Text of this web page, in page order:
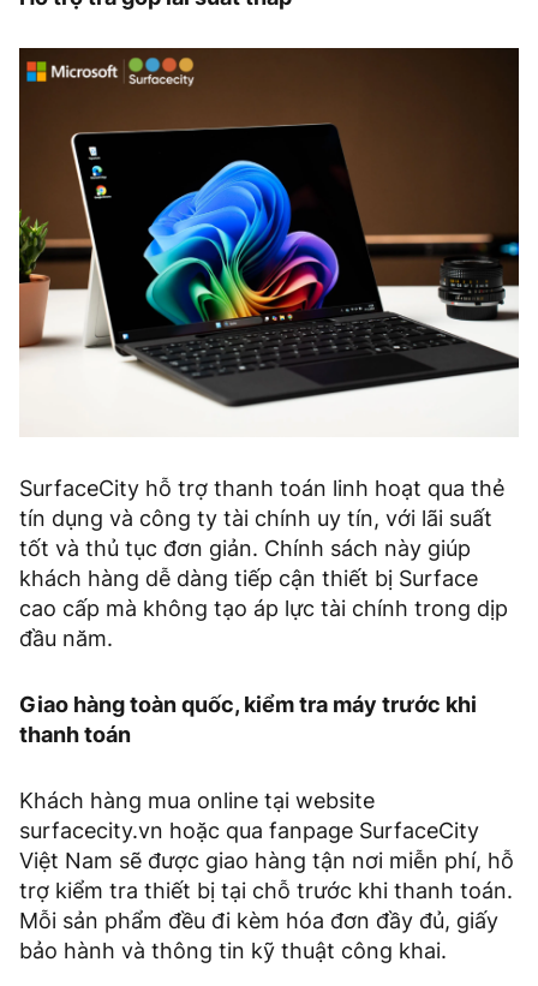
SurfaceCity hỗ trợ thanh toán linh hoạt qua thẻ
tín dụng và công ty tài chính uy tín, với lãi suất
tốt và thủ tục đơn giản. Chính sách này giúp
khách hàng dễ dàng tiếp cận thiết bị Surface
cao cấp mà không tạo áp lực tài chính trong dịp
đầu năm.
Giao hàng toàn quốc, kiểm tra máy trước khi
thanh toán
Khách hàng mua online tại website
surfacecity.vn hoặc qua fanpage SurfaceCity
Việt Nam sẽ được giao hàng tận nơi miễn phí, hỗ
trợ kiểm tra thiết bị tại chỗ trước khi thanh toán.
Mỗi sản phẩm đều đi kèm hóa đơn đầy đủ, giấy
bảo hành và thông tin kỹ thuật công khai.